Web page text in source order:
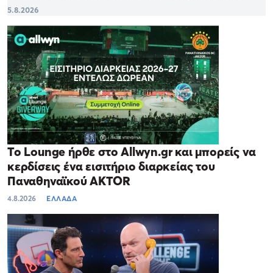
5.8.2026
Το Lounge ήρθε στο Allwyn.gr και μπορείς να
κερδίσεις ένα εισιτήριο διαρκείας του
Παναθηναϊκού AKTOR
4.8.2026 ΕΛΛΑΔΑ